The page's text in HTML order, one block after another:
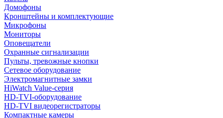
Домофоны
Кронштейны и комплектующие
Микрофоны
Мониторы
Оповещатели
Охранные сигнализации
Пульты, тревожные кнопки
Сетевое оборудование
Электромагнитные замки
HiWatch Value-серия
HD-TVI-оборудование
HD-TVI видеорегистраторы
Компактные камеры